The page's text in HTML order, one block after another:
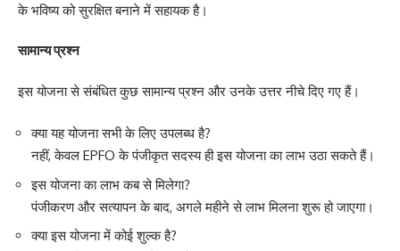
के भविष्य को सुरक्षित बनाने में सहायक है।
सामान्य प्रश्न
इस योजना से संबंधित कुछ सामान्य प्रश्न और उनके उत्तर नीचे दिए गए हैं।
क्या यह योजना सभी के लिए उपलब्ध है?
नहीं, केवल EPFO के पंजीकृत सदस्य ही इस योजना का लाभ उठा सकते हैं।
इस योजना का लाभ कब से मिलेगा?
पंजीकरण और सत्यापन के बाद, अगले महीने से लाभ मिलना शुरू हो जाएगा।
क्या इस योजना में कोई शुल्क है?